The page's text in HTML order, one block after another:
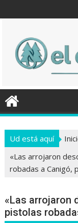
al
Ud está aquí
«Las arrojaron
robadas a Canigó,
«Las arrojaron
pistolas